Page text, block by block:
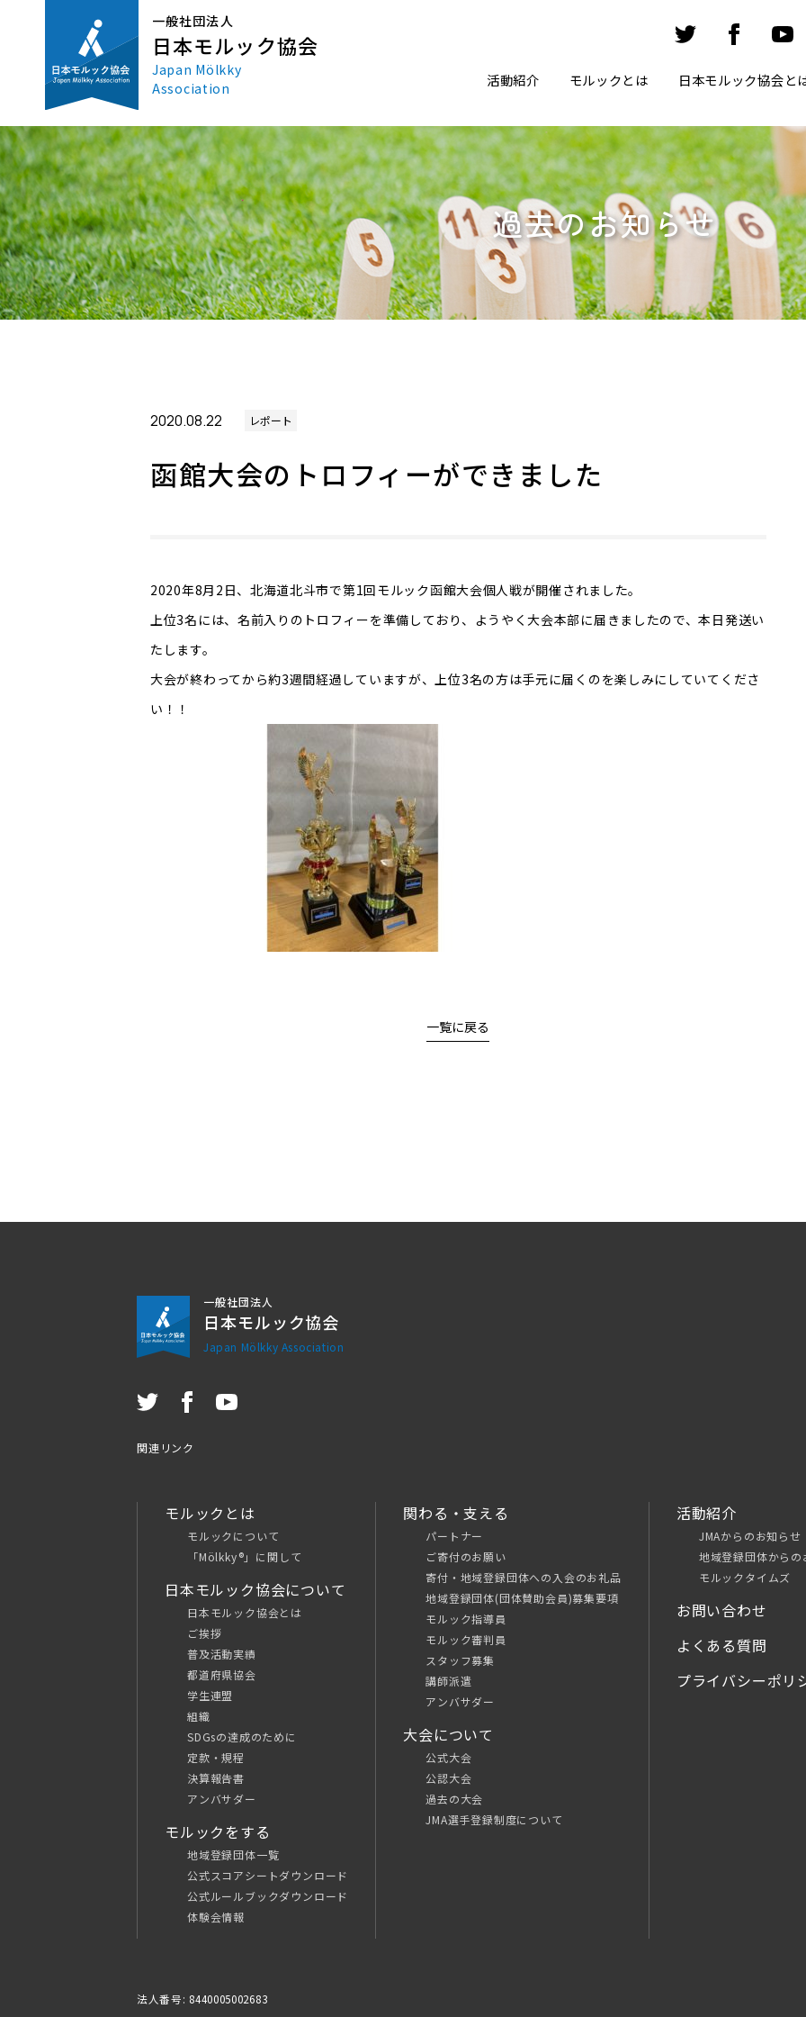
一般社団法人
日本モルック協会
Japan Mölkky
Association
活動紹介 モルックとは 日本モルック協会と
過去のお知らせ
2020.08.22 レポート
函館大会のトロフィーができました
2020年8月2日、北海道北斗市で第1回モルック函館大会個人戦が開催されました。
上位3名には、名前入りのトロフィーを準備しており、ようやく大会本部に届きましたので、本日発送い
たします。
大会が終わってから約3週間経過していますが、上位3名の方は手元に届くのを楽しみにしていてくださ
い！！
一覧に戻る
一般社団法人
日本モルック協会
Japan Mölkky Association
関連リンク
モルックとは
モルックについて
「Mölkky®」に関して
日本モルック協会について
日本モルック協会とは
ご挨拶
普及活動実績
都道府県協会
学生連盟
組織
SDGsの達成のために
定款・規程
決算報告書
アンバサダー
モルックをする
地域登録団体一覧
公式スコアシートダウンロード
公式ルールブックダウンロード
体験会情報
関わる・支える
パートナー
ご寄付のお願い
寄付・地域登録団体への入会のお礼品
地域登録団体(団体賛助会員)募集要項
モルック指導員
モルック審判員
スタッフ募集
講師派遣
アンバサダー
大会について
公式大会
公認大会
過去の大会
JMA選手登録制度について
活動紹介
JMAからのお知らせ
地域登録団体からの
モルックタイムズ
お問い合わせ
よくある質問
プライバシーポリ
法人番号: 8440005002683